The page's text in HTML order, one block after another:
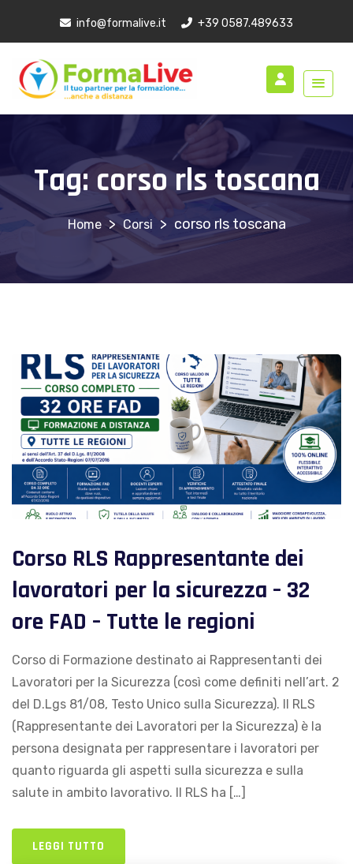
info@formalive.it +39 0587.489633
Tag:corso rls toscana
> Corsi > corso rls toscana
Corso RLS Rappresentante dei
lavoratori per la sicurezza – 32
ore FAD – Tutte le regioni
Corso di Formazione destinato ai Rappresentanti dei
Lavoratori per la Sicurezza (così come definiti nell’art. 2
del D.Lgs 81/08, Testo Unico sulla Sicurezza). Il RLS
(Rappresentante dei Lavoratori per la Sicurezza) è la
persona designata per rappresentare i lavoratori per
quanto riguarda gli aspetti sulla sicurezza e sulla
salute in ambito lavorativo. Il RLS ha […]
LEGGI TUTTO